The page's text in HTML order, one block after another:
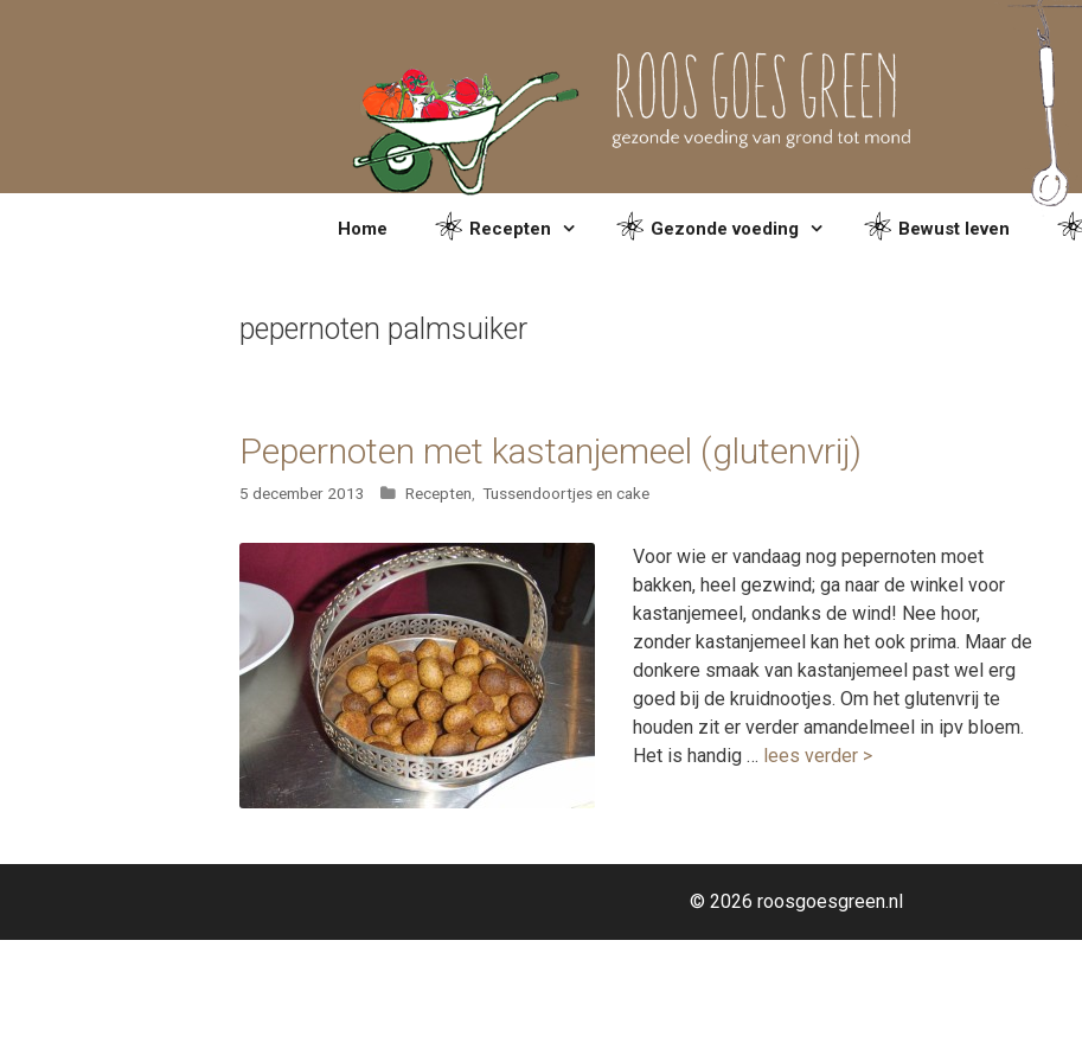
Home Recepten Gezonde voeding Bewust leven
pepernoten palmsuiker
Pepernoten met kastanjemeel (glutenvrij)
5 december 2013 Categorieën
Recepten, Tussendoortjes en cake
Voor wie er vandaag nog pepernoten moet
bakken, heel gezwind; ga naar de winkel voor
kastanjemeel, ondanks de wind! Nee hoor,
zonder kastanjemeel kan het ook prima. Maar de
donkere smaak van kastanjemeel past wel erg
goed bij de kruidnootjes. Om het glutenvrij te
houden zit er verder amandelmeel in ipv bloem.
Het is handig … lees verder >
© 2026 roosgoesgreen.nl